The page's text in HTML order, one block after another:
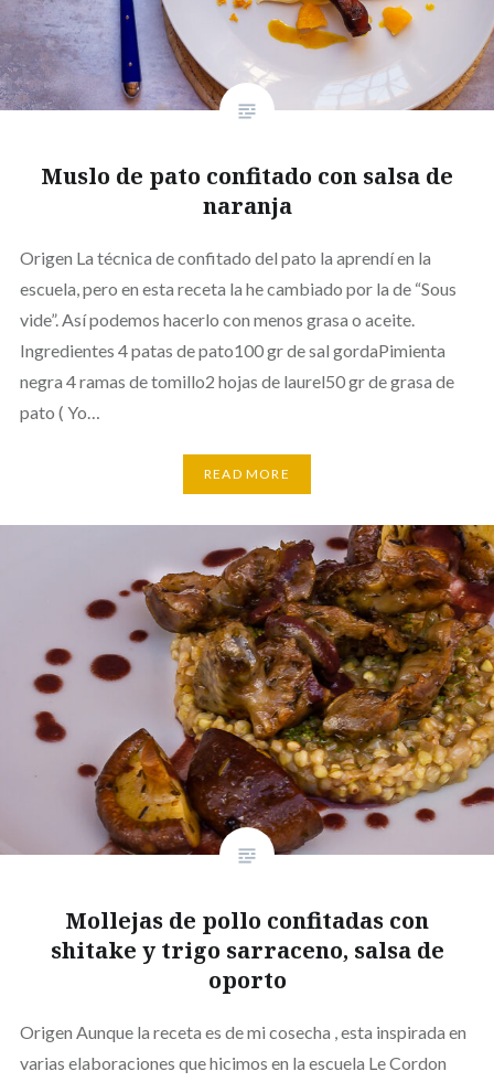
Muslo de pato confitado con salsa de
naranja
Origen La técnica de confitado del pato la aprendí en la
escuela, pero en esta receta la he cambiado por la de “Sous
vide”. Así podemos hacerlo con menos grasa o aceite.
Ingredientes 4 patas de pato100 gr de sal gordaPimienta
negra 4 ramas de tomillo2 hojas de laurel50 gr de grasa de
pato ( Yo…
READ MORE
Mollejas de pollo confitadas con
shitake y trigo sarraceno, salsa de
oporto
Origen Aunque la receta es de mi cosecha , esta inspirada en
varias elaboraciones que hicimos en la escuela Le Cordon